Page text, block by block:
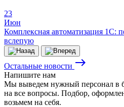
23
Июн
Комплексная автоматизация 1С:
вслепую
Остальные новости east
Напишите нам
Мы выведем нужный персонал в
на все вопросы. Подбор,
возьмем на себя.